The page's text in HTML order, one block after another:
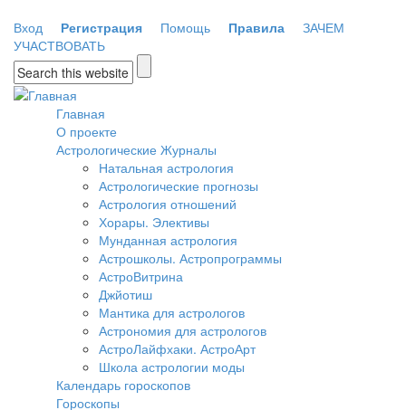
Вход
Регистрация Помощь Правила
ЗАЧЕМ
УЧАСТВОВАТЬ
Форма поиска
Главная
О проекте
Астрологические Журналы
Натальная астрология
Астрологические прогнозы
Астрология отношений
Хорары. Элективы
Мунданная астрология
Астрошколы. Астропрограммы
АстроВитрина
Джйотиш
Мантика для астрологов
Астрономия для астрологов
АстроЛайфхаки. АстроАрт
Школа астрологии моды
Календарь гороскопов
Гороскопы